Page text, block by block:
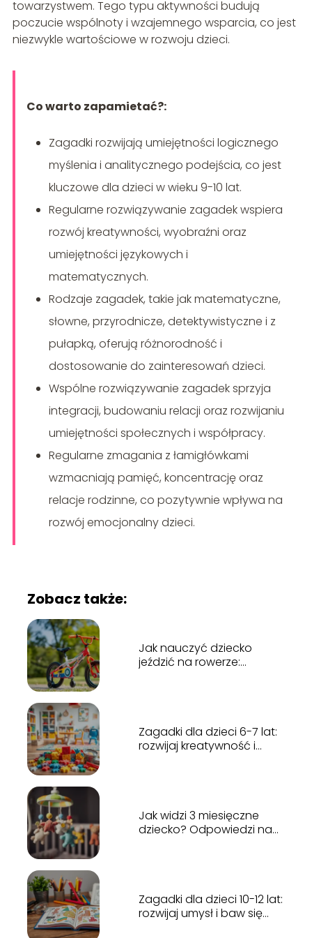
towarzystwem. Tego typu aktywności budują
poczucie wspólnoty i wzajemnego wsparcia, co jest
niezwykle wartościowe w rozwoju dzieci.
Co warto zapamietać?:
Zagadki rozwijają umiejętności logicznego
myślenia i analitycznego podejścia, co jest
kluczowe dla dzieci w wieku 9-10 lat.
Regularne rozwiązywanie zagadek wspiera
rozwój kreatywności, wyobraźni oraz
umiejętności językowych i
matematycznych.
Rodzaje zagadek, takie jak matematyczne,
słowne, przyrodnicze, detektywistyczne i z
pułapką, oferują różnorodność i
dostosowanie do zainteresowań dzieci.
Wspólne rozwiązywanie zagadek sprzyja
integracji, budowaniu relacji oraz rozwijaniu
umiejętności społecznych i współpracy.
Regularne zmagania z łamigłówkami
wzmacniają pamięć, koncentrację oraz
relacje rodzinne, co pozytywnie wpływa na
rozwój emocjonalny dzieci.
Zobacz także:
Jak nauczyć dziecko
jeździć na rowerze:
Zagadki dla dzieci 6-7 lat:
rozwijaj kreatywność i
Jak widzi 3 miesięczne
dziecko? Odpowiedzi na
Zagadki dla dzieci 10-12 lat:
rozwijaj umysł i baw się